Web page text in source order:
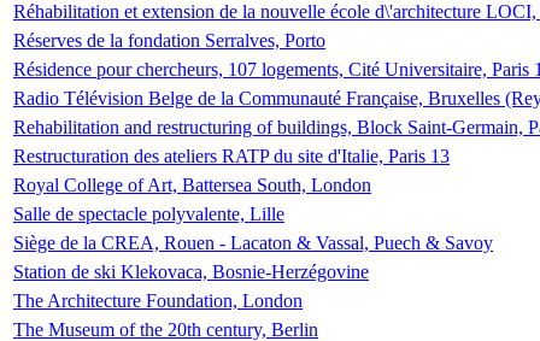
Réhabilitation et extension de la nouvelle école d\'architecture
Réserves de la fondation Serralves, Porto
Résidence pour chercheurs, 107 logements, Cité Universitaire, Paris
Radio Télévision Belge de la Communauté Française, Bruxelles
Rehabilitation and restructuring of buildings, Block Saint-Germain,
Restructuration des ateliers RATP du site d'Italie, Paris 13
Royal College of Art, Battersea South, London
Salle de spectacle polyvalente, Lille
Siège de la CREA, Rouen - Lacaton & Vassal, Puech & Savoy
Station de ski Klekovaca, Bosnie-Herzégovine
The Architecture Foundation, London
The Museum of the 20th century, Berlin